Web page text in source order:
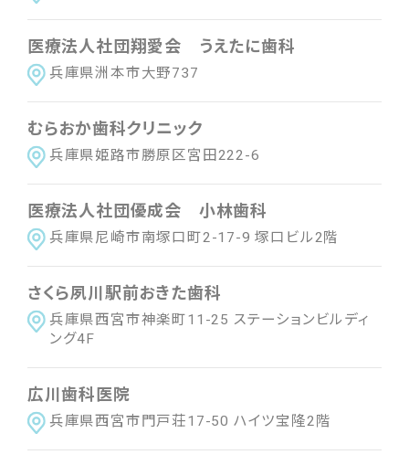
四国
徳島県 香川県 愛媛県
九州・沖縄
福岡県 佐賀県 長崎県 熊本県
医療法人社団翔愛会 うえたに歯科
兵庫県洲本市大野737
むらおか歯科クリニック
兵庫県姫路市勝原区宮田222-6
医療法人社団優成会 小林歯科
兵庫県尼崎市南塚口町2-17-9 塚口ビル2階
さくら夙川駅前おきた歯科
兵庫県西宮市神楽町11-25 ステーションビルディ
ング4F
広川歯科医院
兵庫県西宮市門戸荘17-50 ハイツ宝隆2階